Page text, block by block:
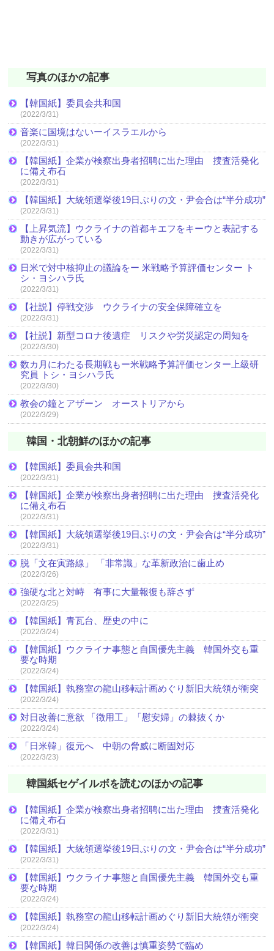
写真のほかの記事
【韓国紙】委員会共和国
(2022/3/31)
音楽に国境はないーイスラエルから
(2022/3/31)
【韓国紙】企業が検察出身者招聘に出た理由 捜査活発化
に備え布石
(2022/3/31)
【韓国紙】大統領選挙後19日ぶりの文・尹会合は“半分成功”
(2022/3/31)
【上昇気流】ウクライナの首都キエフをキーウと表記する
動きが広がっている
(2022/3/31)
日米で対中核抑止の議論をー 米戦略予算評価センター ト
シ・ヨシハラ氏
(2022/3/31)
【社説】停戦交渉 ウクライナの安全保障確立を
(2022/3/31)
【社説】新型コロナ後遺症 リスクや労災認定の周知を
(2022/3/30)
数カ月にわたる長期戦もー米戦略予算評価センター上級研
究員 トシ・ヨシハラ氏
(2022/3/30)
教会の鐘とアザーン オーストリアから
(2022/3/29)
韓国・北朝鮮のほかの記事
【韓国紙】委員会共和国
(2022/3/31)
【韓国紙】企業が検察出身者招聘に出た理由 捜査活発化
に備え布石
(2022/3/31)
【韓国紙】大統領選挙後19日ぶりの文・尹会合は“半分成功”
(2022/3/31)
脱「文在寅路線」 「非常識」な革新政治に歯止め
(2022/3/26)
強硬な北と対峙 有事に大量報復も辞さず
(2022/3/25)
【韓国紙】青瓦台、歴史の中に
(2022/3/24)
【韓国紙】ウクライナ事態と自国優先主義 韓国外交も重
要な時期
(2022/3/24)
【韓国紙】執務室の龍山移転計画めぐり新旧大統領が衝突
(2022/3/24)
対日改善に意欲 「徴用工」「慰安婦」の棘抜くか
(2022/3/24)
「日米韓」復元へ 中朝の脅威に断固対応
(2022/3/23)
韓国紙セゲイルボを読むのほかの記事
【韓国紙】企業が検察出身者招聘に出た理由 捜査活発化
に備え布石
(2022/3/31)
【韓国紙】大統領選挙後19日ぶりの文・尹会合は“半分成功”
(2022/3/31)
【韓国紙】ウクライナ事態と自国優先主義 韓国外交も重
要な時期
(2022/3/24)
【韓国紙】執務室の龍山移転計画めぐり新旧大統領が衝突
(2022/3/24)
【韓国紙】韓日関係の改善は慎重姿勢で臨め